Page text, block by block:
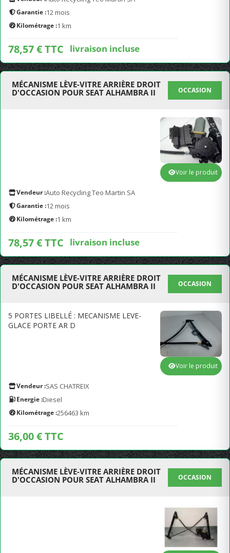
Garantie :12 mois
Kilométrage :1 km
78,57 € TTC livraison incluse
MÉCANISME LÈVE-VITRE ARRIÈRE DROIT
D'OCCASION POUR SEAT ALHAMBRA II
OCCASION
Vendeur :Auto Recycling Teo Martin SA
Garantie :12 mois
Kilométrage :1 km
78,57 € TTC livraison incluse
Voir le produit
MÉCANISME LÈVE-VITRE ARRIÈRE DROIT
D'OCCASION POUR SEAT ALHAMBRA II
OCCASION
5 PORTES LIBELLÉ : MECANISME LEVE-
GLACE PORTE AR D
Vendeur :SAS CHATREIX
Energie :Diesel
Kilométrage :256463 km
36,00 € TTC
Voir le produit
MÉCANISME LÈVE-VITRE ARRIÈRE DROIT
D'OCCASION POUR SEAT ALHAMBRA II
OCCASION